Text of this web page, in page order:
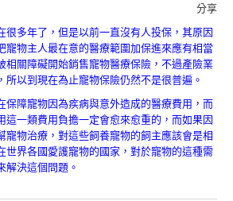
分享
很多年了，但是以前一直沒有人投保，其原因
寵物主人最在意的醫療範圍加保進來應有相當
相關障礙開始銷售寵物醫療保險，不過產險業
所以到現在為止寵物保險仍然不是很普遍。
保障寵物因為疾病與意外造成的醫療費用，而
這一類費用負擔一定會愈來愈重的，而如果因
寵物治療，對這些飼養寵物的飼主應該會是相
世界各國愛護寵物的國家，對於寵物的這種需
解決這個問題。